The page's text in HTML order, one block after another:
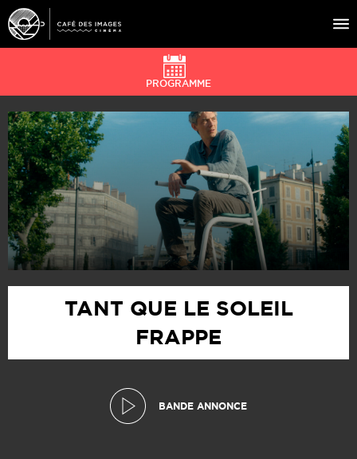
À L’AFFICHE
ÉVÉNEMENTS
CAFÉ DU CINÉ
PRATIQUE
ÉDUCATION AUX IMAGES
TANT QUE LE SOLEIL
FRAPPE
BANDE ANNONCE
PROGRAMME